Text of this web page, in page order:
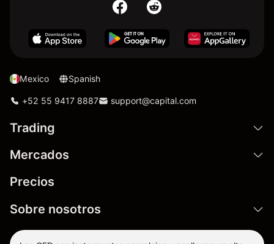
Mexico Spanish
+52 55 9417 8887 support@capital.com
Trading
Mercados
Precios
Sobre nosotros